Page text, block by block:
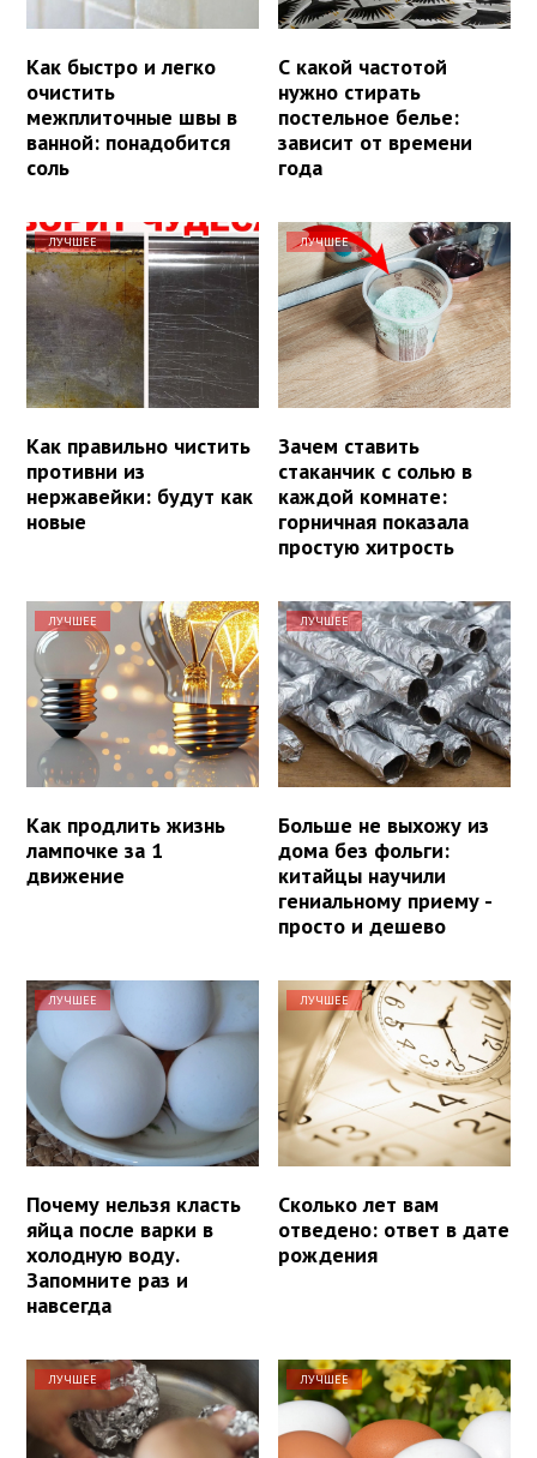
Как быстро и легко
очистить
межплиточные швы в
ванной: понадобится
соль
С какой частотой
нужно стирать
постельное белье:
зависит от времени
года
ЛУЧШЕЕ
Как правильно чистить
противни из
нержавейки: будут как
новые
ЛУЧШЕЕ
Зачем ставить
стаканчик с солью в
каждой комнате:
горничная показала
простую хитрость
ЛУЧШЕЕ
Как продлить жизнь
лампочке за 1
движение
ЛУЧШЕЕ
Больше не выхожу из
дома без фольги:
китайцы научили
гениальному приему -
просто и дешево
ЛУЧШЕЕ
Почему нельзя класть
яйца после варки в
холодную воду.
Запомните раз и
навсегда
ЛУЧШЕЕ
Сколько лет вам
отведено: ответ в дате
рождения
ЛУЧШЕЕ ЛУЧШЕЕ